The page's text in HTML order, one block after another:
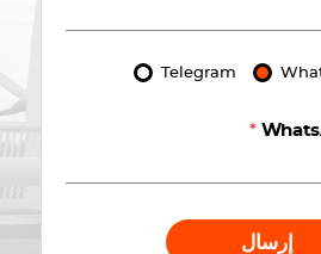
Telegram
*
إرسال